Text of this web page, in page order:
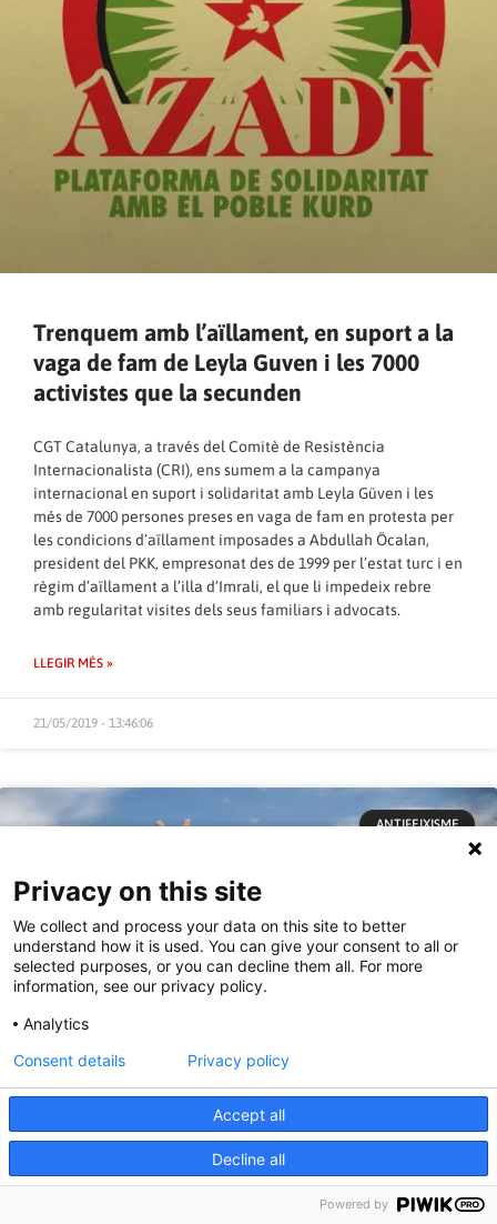
Trenquem amb l’aïllament, en suport a la
vaga de fam de Leyla Guven i les 7000
activistes que la secunden
CGT Catalunya, a través del Comitè de Resistència
Internacionalista (CRI), ens sumem a la campanya
internacional en suport i solidaritat amb Leyla Güven i les
més de 7000 persones preses en vaga de fam en protesta per
les condicions d’aïllament imposades a Abdullah Öcalan,
president del PKK, empresonat des de 1999 per l’estat turc i en
règim d’aïllament a l’illa d’Imrali, el que li impedeix rebre
amb regularitat visites dels seus familiars i advocats.
LLEGIR MÉS »
21/05/2019 - 13:46:06
ANTIFEIXISME
Crònica de la Trobada de dones Kurdes
Privacy on this site
We collect and process your data on this site to better
understand how it is used. You can give your consent to all or
selected purposes, or you can decline them all. For more
information, see our privacy policy.
Analytics
Accept all
Decline all
Consent details Privacy policy
Powered by